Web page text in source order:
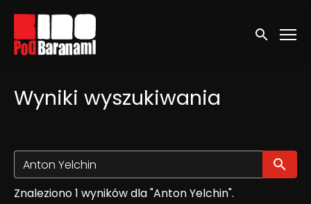
Linki ułatwień dostępu
Wyszukaj
Wyniki wyszukiwania
Znaleziono 1 wyników dla "Anton Yelchin".